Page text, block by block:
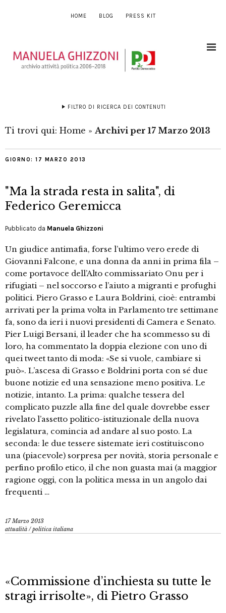
HOME BLOG PRESS KIT
FILTRO DI RICERCA DEI CONTENUTI
Ti trovi qui: Home » Archivi per 17 Marzo 2013
GIORNO: 17 MARZO 2013
"Ma la strada resta in salita", di
Federico Geremicca
Pubblicato da Manuela Ghizzoni
Un giudice antimafia, forse l’ultimo vero erede di
Giovanni Falcone, e una donna da anni in prima fila –
come portavoce dell’Alto commissariato Onu per i
rifugiati – nel soccorso e l’aiuto a migranti e profughi
politici. Piero Grasso e Laura Boldrini, cioè: entrambi
arrivati per la prima volta in Parlamento tre settimane
fa, sono da ieri i nuovi presidenti di Camera e Senato.
Pier Luigi Bersani, il leader che ha scommesso su di
loro, ha commentato la doppia elezione con uno di
quei tweet tanto di moda: «Se si vuole, cambiare si
può». L’ascesa di Grasso e Boldrini porta con sé due
buone notizie ed una sensazione meno positiva. Le
notizie, intanto. La prima: qualche tessera del
complicato puzzle alla fine del quale dovrebbe esser
rivelato l’assetto politico-istituzionale della nuova
legislatura, comincia ad andare al suo posto. La
seconda: le due tessere sistemate ieri costituiscono
una (piacevole) sorpresa per novità, storia personale e
perfino profilo etico, il che non guasta mai (a maggior
ragione oggi, con la politica messa in un angolo dai
frequenti …
17 Marzo 2013
attualità /politica italiana
«Commissione d’inchiesta su tutte le
stragi irrisolte», di Pietro Grasso